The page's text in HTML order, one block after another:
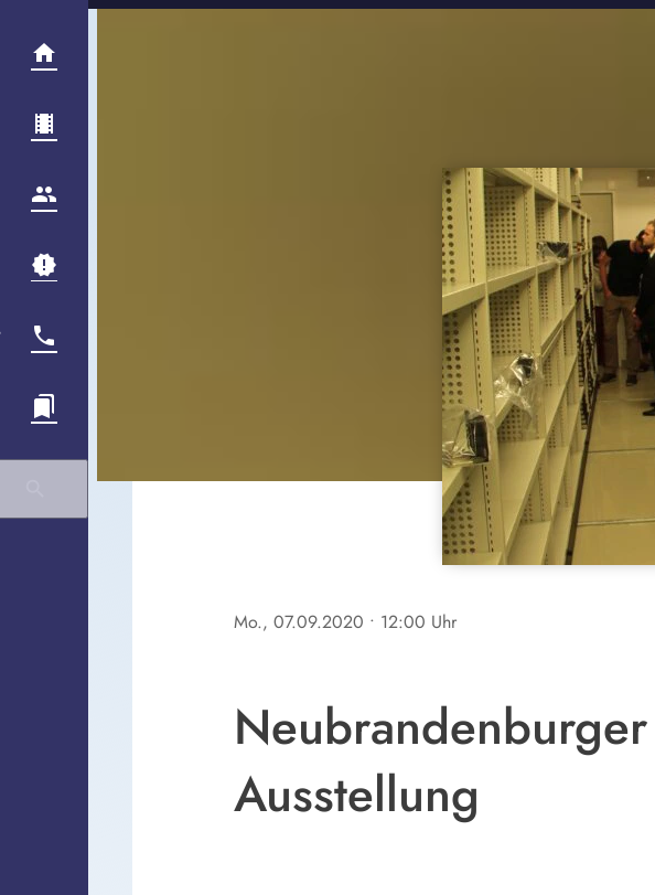
Mo., 07.09.2020 • 12:00 Uhr
Ausstellung